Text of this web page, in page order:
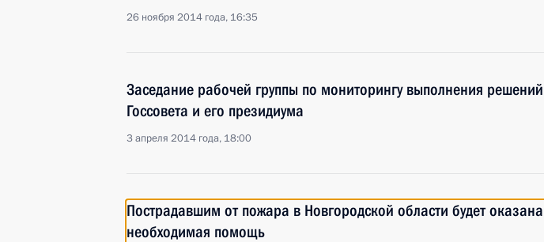
26 ноября 2014 года, 16:35
Заседание рабочей группы по мониторингу выполнения решений
Госсовета и его президиума
3 апреля 2014 года, 18:00
Пострадавшим от пожара в Новгородской области будет оказана
необходимая помощь